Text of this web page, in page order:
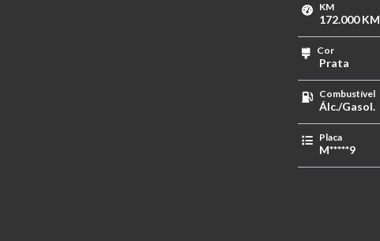
KM
172.000 KM
Cor
Prata
Combustível
Álc./Gasol.
Placa
M*****9